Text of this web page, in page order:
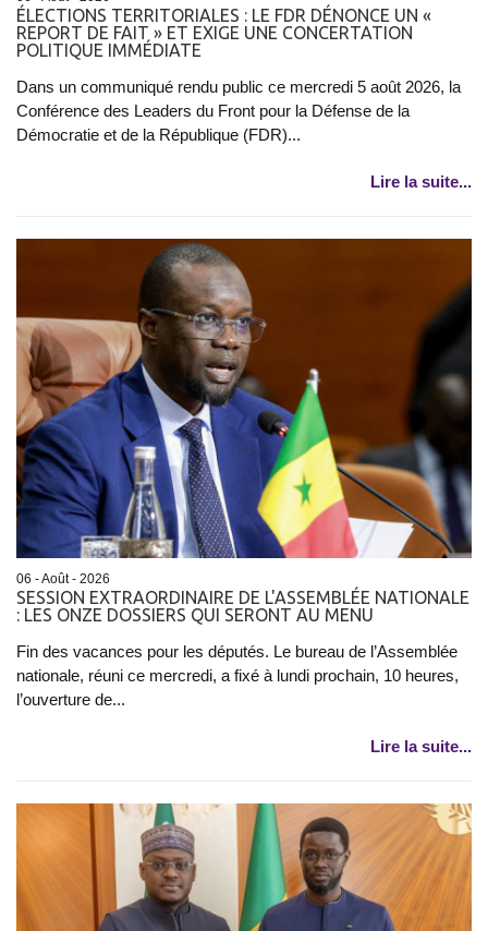
ÉLECTIONS TERRITORIALES : LE FDR DÉNONCE UN «
REPORT DE FAIT » ET EXIGE UNE CONCERTATION
POLITIQUE IMMÉDIATE
Dans un communiqué rendu public ce mercredi 5 août 2026, la
Conférence des Leaders du Front pour la Défense de la
Démocratie et de la République (FDR)...
Lire la suite...
06 - Août - 2026
SESSION EXTRAORDINAIRE DE L'ASSEMBLÉE NATIONALE
: LES ONZE DOSSIERS QUI SERONT AU MENU
Fin des vacances pour les députés. Le bureau de l’Assemblée
nationale, réuni ce mercredi, a fixé à lundi prochain, 10 heures,
l’ouverture de...
Lire la suite...